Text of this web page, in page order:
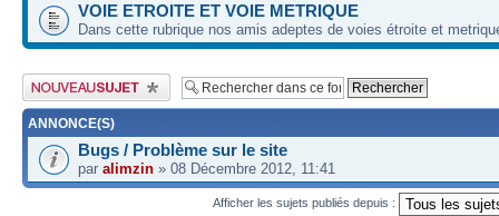
VOIE ETROITE ET VOIE METRIQUE
Dans cette rubrique nos amis adeptes de voies étroite et
Publier un nouveau sujet
ANNONCE(S)
Bugs / Problème sur le site
par alimzin » 08 Décembre 2012, 11:41
Afficher les sujets publiés depuis :